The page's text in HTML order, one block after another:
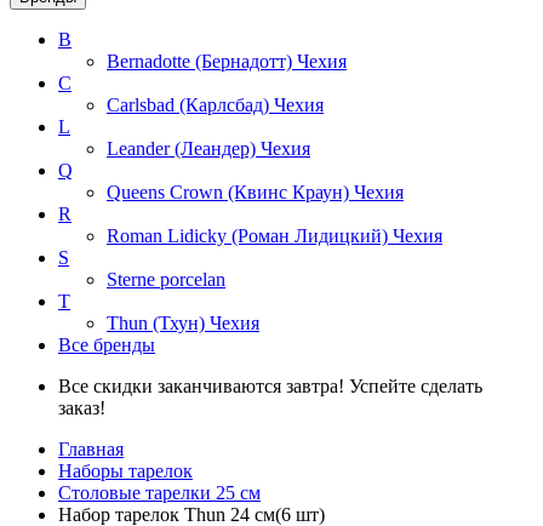
B
Bernadotte (Бернадотт) Чехия
C
Carlsbad (Карлсбад) Чехия
L
Leander (Леандер) Чехия
Q
Queens Crown (Квинс Краун) Чехия
R
Roman Lidicky (Роман Лидицкий) Чехия
S
Sterne porcelan
T
Thun (Тхун) Чехия
Все бренды
Все скидки заканчиваются завтра! Успейте сделать
заказ!
Главная
Наборы тарелок
Столовые тарелки 25 см
Набор тарелок Thun 24 см(6 шт)